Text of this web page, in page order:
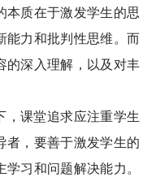
本质在于激发学生的思
能力和批判性思维。而
的深入理解，以及对丰
，课堂追求应注重学生
者，要善于激发学生的
习和问题解决能力。